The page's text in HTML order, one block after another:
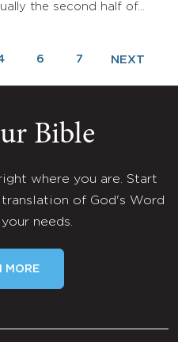
the second half of…
6 7 NEXT
Bible
where you are. Start
of God's Word
needs.
MORE